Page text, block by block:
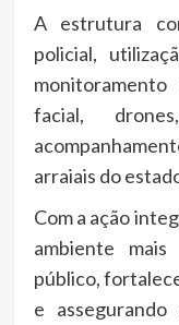
A estrutura
policial,
facial,
arraiais do
Com a ação
ambiente
público,
e